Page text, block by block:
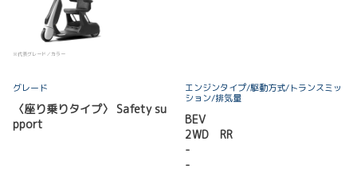
※代表グレード／カラー
グレード
〈座り乗りタイプ〉 Safety su
pport
エンジンタイプ/駆動方式/トランスミッ
ション/排気量
BEV
2WD RR
-
-